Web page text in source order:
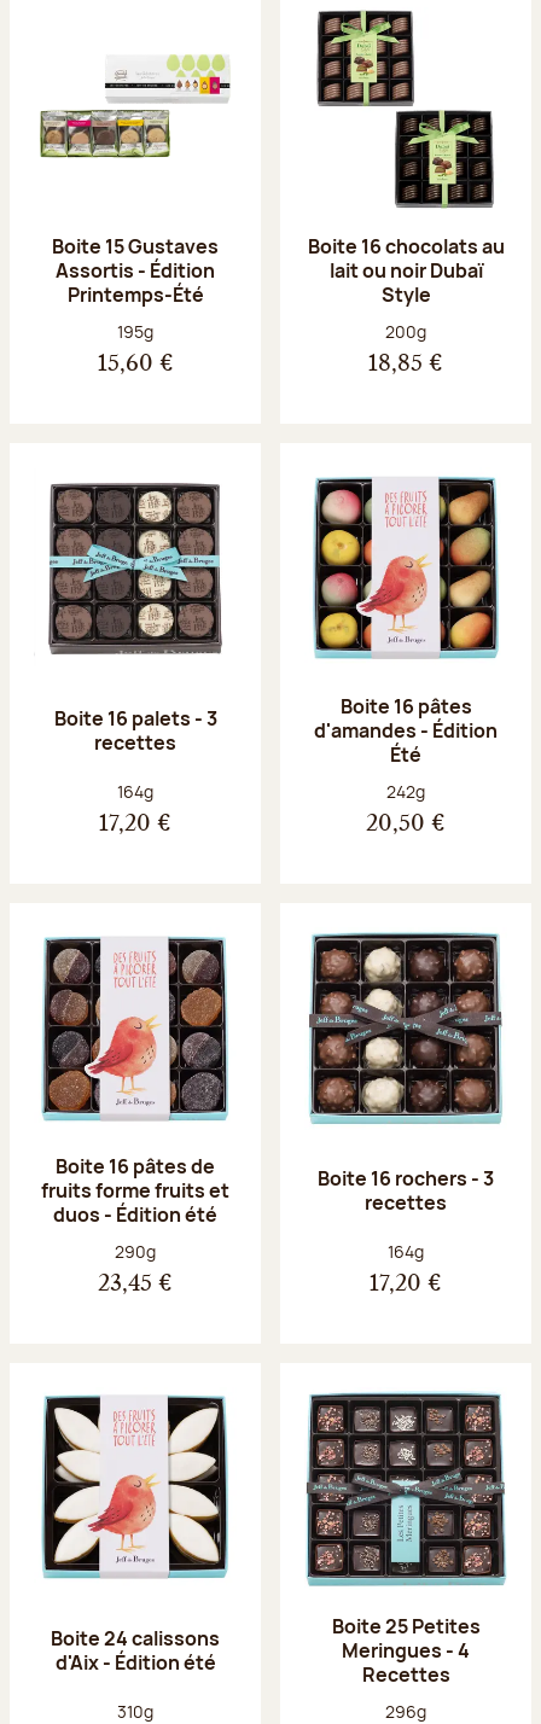
Boite 15 Gustaves
Assortis - Édition
Printemps-Été
Poids net :
195g
15,60 €
Boite 16 chocolats au
lait ou noir Dubaï
Style
Poids net :
200g
18,85 €
Boite 16 palets - 3
recettes
Poids net :
164g
17,20 €
Boite 16 pâtes
d'amandes - Édition
Été
Poids net :
242g
20,50 €
Boite 16 pâtes de
fruits forme fruits et
duos - Édition été
Poids net :
290g
23,45 €
Boite 16 rochers - 3
recettes
Poids net :
164g
17,20 €
Boite 24 calissons
d'Aix - Édition été
Poids net :
310g
Boite 25 Petites
Meringues - 4
Recettes
Poids net :
296g